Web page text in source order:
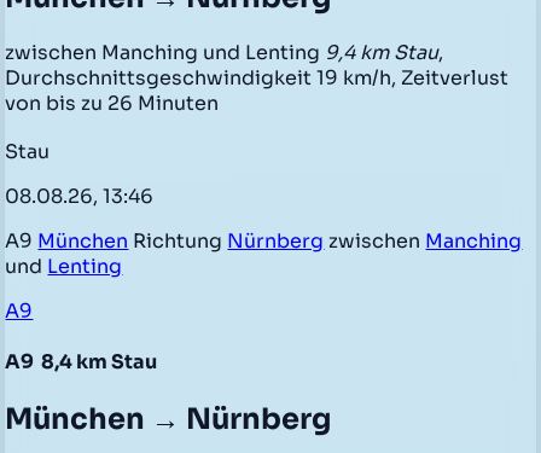
zwischen Manching und Lenting 9,4 km Stau,
Durchschnittsgeschwindigkeit 19 km/h, Zeitverlust
von bis zu 26 Minuten
Stau
08.08.26, 13:46
A9 München Richtung Nürnberg zwischen Manching
und Lenting
A9
A9 8,4 km Stau
München → Nürnberg